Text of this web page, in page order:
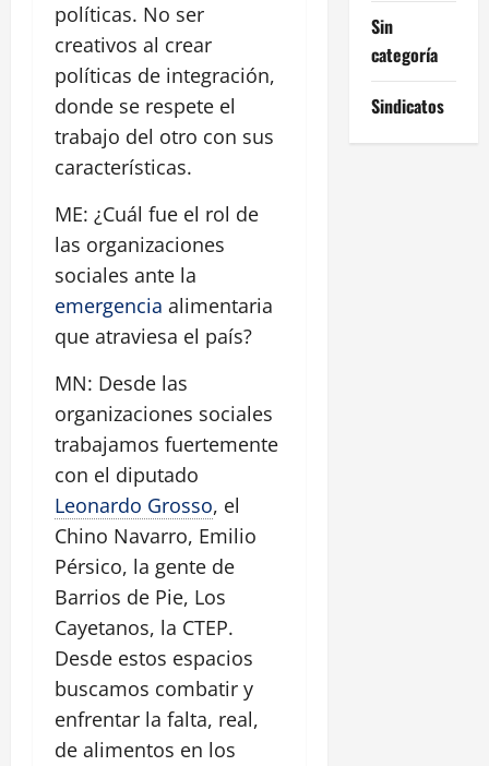
políticas. No ser
creativos al crear
políticas de integración,
donde se respete el
trabajo del otro con sus
características.
ME: ¿Cuál fue el rol de
las organizaciones
sociales ante la
emergencia alimentaria
que atraviesa el país?
MN: Desde las
organizaciones sociales
trabajamos fuertemente
con el diputado
Leonardo Grosso, el
Chino Navarro, Emilio
Pérsico, la gente de
Barrios de Pie, Los
Cayetanos, la CTEP.
Desde estos espacios
buscamos combatir y
enfrentar la falta, real,
de alimentos en los
Sin
categoría
Sindicatos